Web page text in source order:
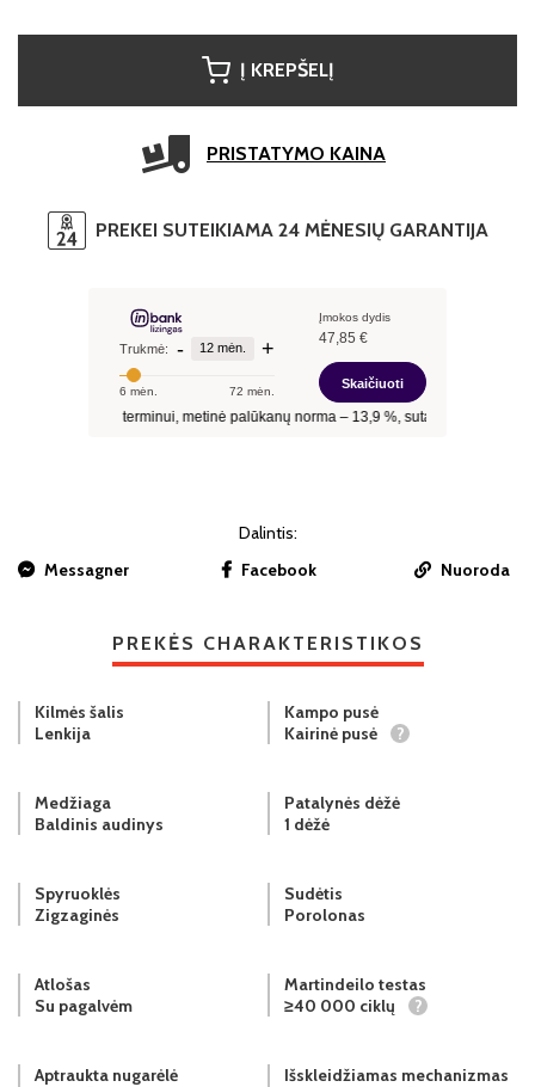
Į KREPŠELĮ
PRISTATYMO KAINA
PREKEI SUTEIKIAMA 24 MĖNESIŲ GARANTIJA
Dalintis:
Messagner
Facebook Nuoroda
PREKĖS CHARAKTERISTIKOS
Kilmės šalis
Lenkija
Kampo pusė
Kairinė pusė
?
Medžiaga
Baldinis audinys
Patalynės dėžė
1 dėžė
Spyruoklės
Zigzaginės
Sudėtis
Porolonas
Atlošas
Su pagalvėm
Martindeilo testas
≥40 000 ciklų
?
Aptraukta nugarėlė
Išskleidžiamas mechanizmas